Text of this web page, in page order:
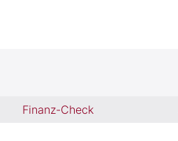
Finanz-Check